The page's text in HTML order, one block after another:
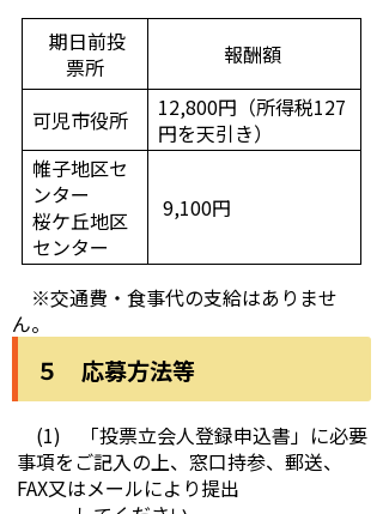
期日前投
票所
報酬額
可児市役所
12,800円（所得税127
円を天引き）
帷子地区セ
ンター
桜ケ丘地区
センター
9,100円
※交通費・食事代の支給はありませ
ん。
５ 応募方法等
(1) 「投票立会人登録申込書」に必要
事項をご記入の上、窓口持参、郵送、
FAX又はメールにより提出